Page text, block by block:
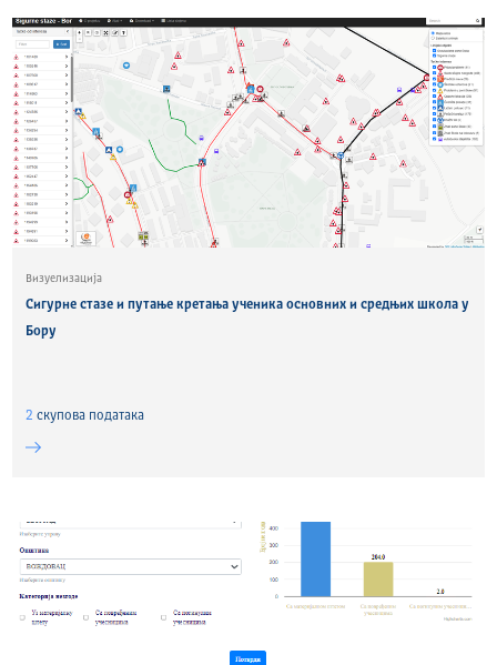
Визуелизација
Сигурне стазе и путање кретања ученика основних и средњих школа у
Бору
2 скуповa података